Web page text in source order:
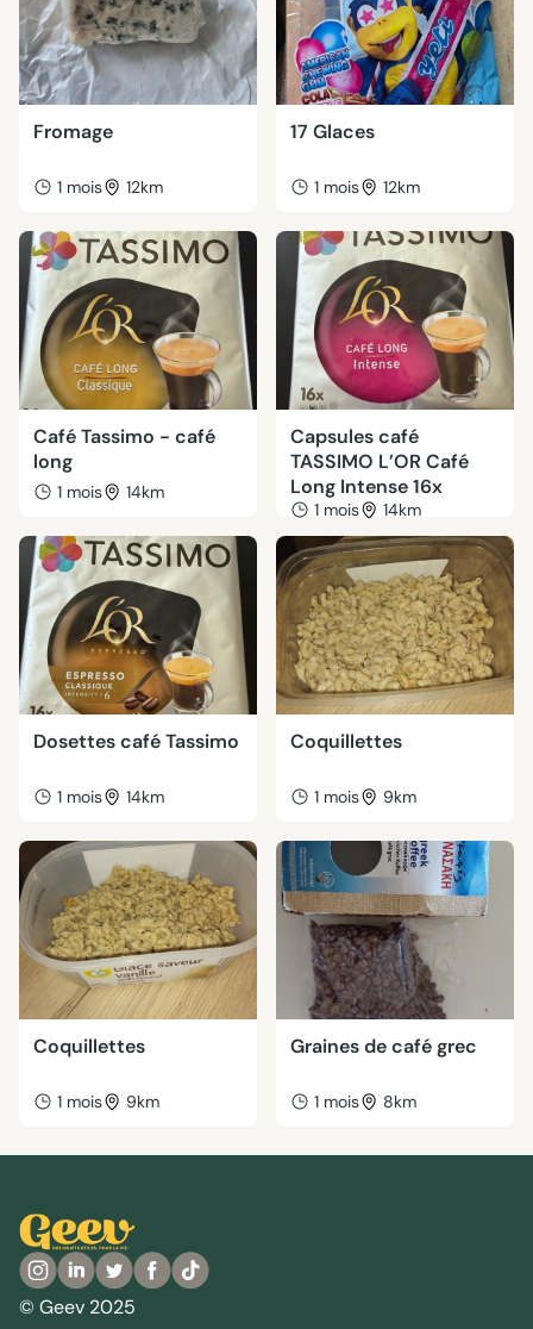
Fromage
1 mois 12km
17 Glaces
1 mois 12km
Café Tassimo - café
long
1 mois 14km
Capsules café
TASSIMO L’OR Café
Long Intense 16x
1 mois 14km
Dosettes café Tassimo
1 mois 14km
Coquillettes
1 mois 9km
Coquillettes
1 mois 9km
Graines de café grec
1 mois 8km
© Geev 2025